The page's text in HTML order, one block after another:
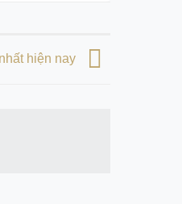
hiện nay